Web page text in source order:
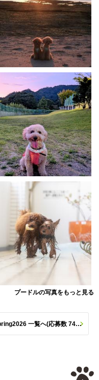
プードルの写真をもっと見る
イヌトミィ モデル犬フォトコンテスト Spring2026 一覧へ(応募数 747枚)